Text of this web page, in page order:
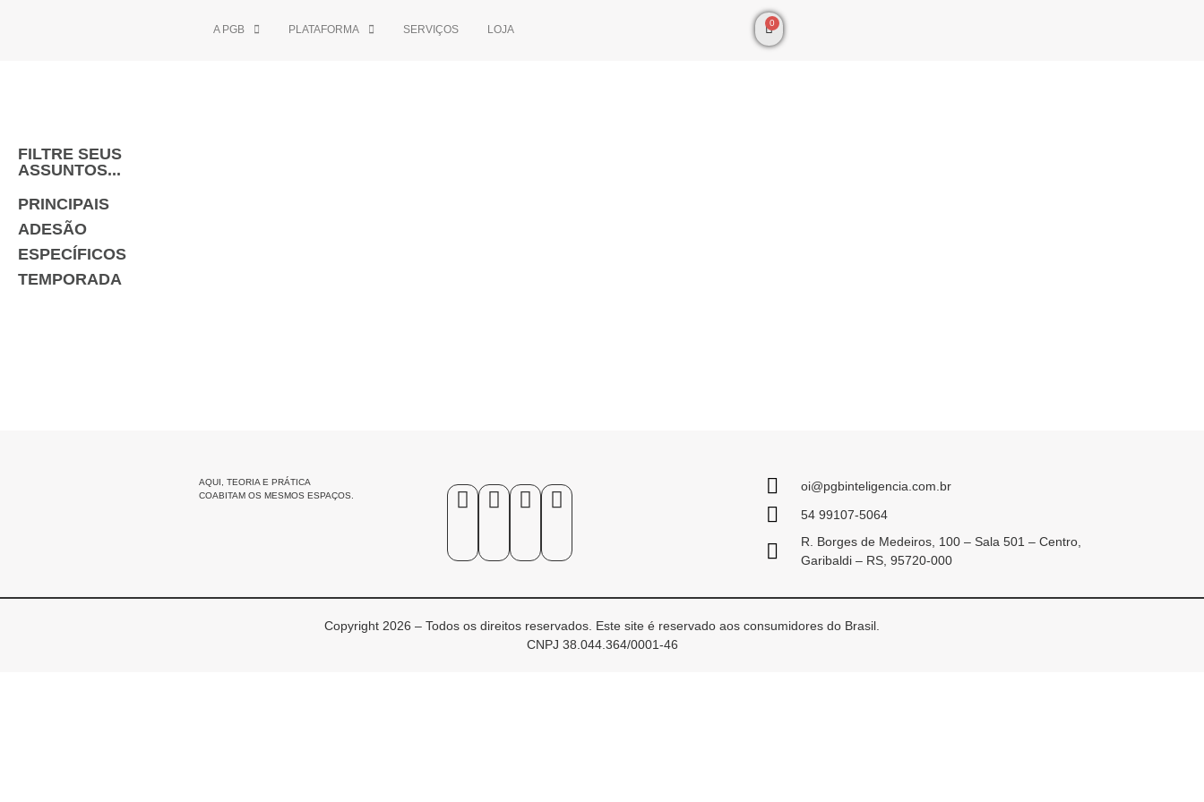
A PGB PLATAFORMA SERVIÇOS LOJA
0
FILTRE SEUS
ASSUNTOS...
PRINCIPAIS
ADESÃO
ESPECÍFICOS
TEMPORADA
AQUI, TEORIA E PRÁTICA
COABITAM OS MESMOS ESPAÇOS.
oi@pgbinteligencia.com.br
54 99107-5064
R. Borges de Medeiros, 100 – Sala 501 – Centro,
Garibaldi – RS, 95720-000
Copyright 2026 – Todos os direitos reservados. Este site é reservado aos consumidores do Brasil.
CNPJ 38.044.364/0001-46